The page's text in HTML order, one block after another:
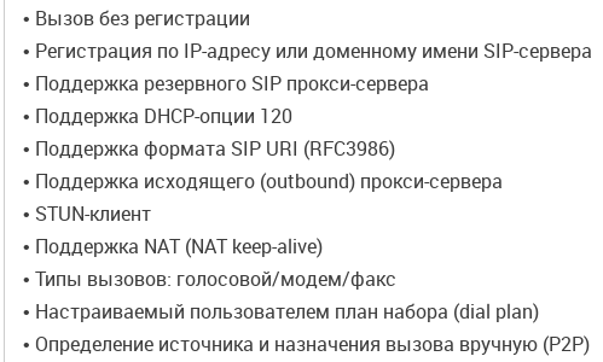
• Вызов без регистрации
• Регистрация по IP-адресу или доменному имени SIP-сервера
• Поддержка резервного SIP прокси-сервера
• Поддержка DHCP-опции 120
• Поддержка формата SIP URI (RFC3986)
• Поддержка исходящего (outbound) прокси-сервера
• STUN-клиент
• Поддержка NAT (NAT keep-alive)
• Типы вызовов: голосовой/модем/факс
• Настраиваемый пользователем план набора (dial plan)
• Определение источника и назначения вызова вручную (P2P)